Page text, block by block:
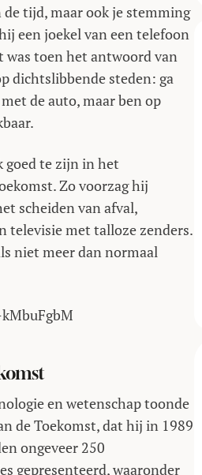
tijd, maar ook je stemming
een joekel van een telefoon
was toen het antwoord van
dichtslibbende steden: ga
de auto, maar ben op
goed te zijn in het
Zo voorzag hij
scheiden van afval,
televisie met talloze zenders.
niet meer dan normaal
en wetenschap toonde
de Toekomst, dat hij in 1989
ongeveer 250
gepresenteerd, waaronder